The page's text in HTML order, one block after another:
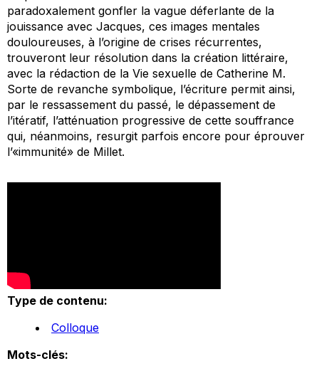
paradoxalement gonfler la vague déferlante de la
jouissance avec Jacques, ces images mentales
douloureuses, à l’origine de crises récurrentes,
trouveront leur résolution dans la création littéraire,
avec la rédaction de la Vie sexuelle de Catherine M.
Sorte de revanche symbolique, l’écriture permit ainsi,
par le ressassement du passé, le dépassement de
l’itératif, l’atténuation progressive de cette souffrance
qui, néanmoins, resurgit parfois encore pour éprouver
l’«immunité» de Millet.
Type de contenu:
Colloque
Mots-clés: